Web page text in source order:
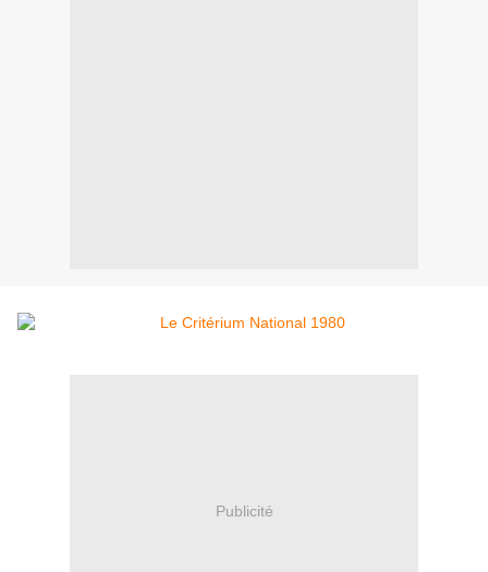
Publicité